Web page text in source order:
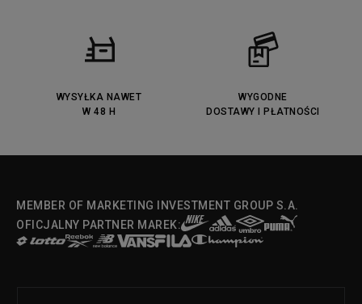
Reebok Solution MID
Lacoste Menerva Sport
Puma Doublecourt
Fila Strada Low
WYSYŁKA NAWET
W 48 H
WYGODNE
DOSTAWY I PŁATNOŚCI
MEMBER OF MARKETING INVESTMENT GROUP S.A.
OFICJALNY PARTNER MAREK: